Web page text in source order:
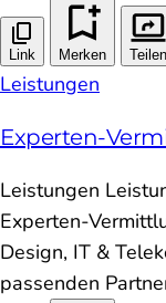
Link Merken Teilen
Leistungen
Experten-
Leistungen
Experten-
Design, IT &
passenden